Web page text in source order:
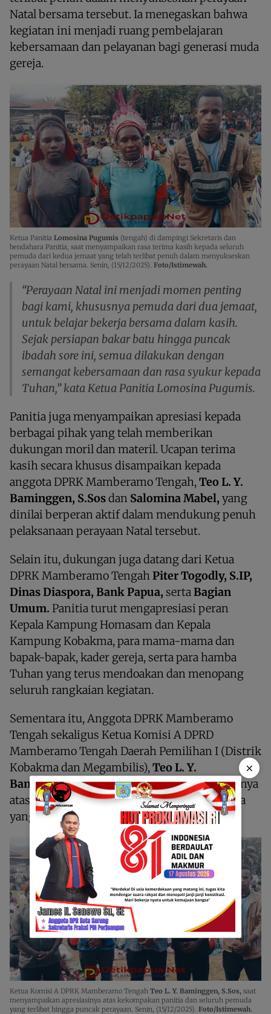
Natal bersama tersebut. Ia menegaskan bahwa
kegiatan ini menjadi ruang pembelajaran
kebersamaan dan pelayanan bagi generasi muda
gereja.
Ketua Panitia Lomosina Pugumis (tengah) di dampingi Sekretaris dan
bendahara Panitia, saat menyampaikan rasa terima kasih kepada seluruh
pemuda dari kedua jemaat yang telah terlibat penuh dalam menyukseskan
perayaan Natal bersama. Senin, (15/12/2025). Foto/Istimewah.
“Perayaan Natal ini menjadi momen penting
bagi kami, khususnya pemuda dari dua jemaat,
untuk belajar bekerja bersama dalam kasih.
Sejak persiapan bakar batu hingga puncak
ibadah sore ini, semua dilakukan dengan
semangat kebersamaan dan rasa syukur kepada
Tuhan,” kata Ketua Panitia Lomosina Pugumis.
Panitia juga menyampaikan apresiasi kepada
berbagai pihak yang telah memberikan
dukungan moril dan materil. Ucapan terima
kasih secara khusus disampaikan kepada
anggota DPRK Mamberamo Tengah,Teo L. Y.
Baminggen, S.Sosdan Salomina Mabel, yang
dinilai berperan aktif dalam mendukung penuh
pelaksanaan perayaan Natal tersebut.
Selain itu, dukungan juga datang dari Ketua
DPRK Mamberamo TengahPiter Togodly, S.IP,
Dinas Diaspora, Bank Papua, sertaBagian
Umum. Panitia turut mengapresiasi peran
Kepala Kampung Homasam dan Kepala
Kampung Kobakma, para mama-mama dan
bapak-bapak, kader gereja, serta para hamba
Tuhan yang terus mendoakan dan menopang
seluruh rangkaian kegiatan.
Sementara itu, Anggota DPRK Mamberamo
Tengah sekaligus Ketua Komisi A DPRD
Mamberamo Tengah Daerah Pemilihan I (Distrik
Kobakma dan Megambilis),Teo L. Y.
Baminggen, S.Sos,menyampaikan apresiasinya
atas kekompakan panitia dan seluruh pemuda
yang terlibat hingga puncak perayaan.
Ketua Komisi A DPRK Mamberamo Tengah Teo L. Y. Baminggen, S.Sos, saat
menyampaikan apresiasinya atas kekompakan panitia dan seluruh pemuda
yang terlibat hingga puncak perayaan. Senin, (15/12/2025). Foto/Istimewah.
×